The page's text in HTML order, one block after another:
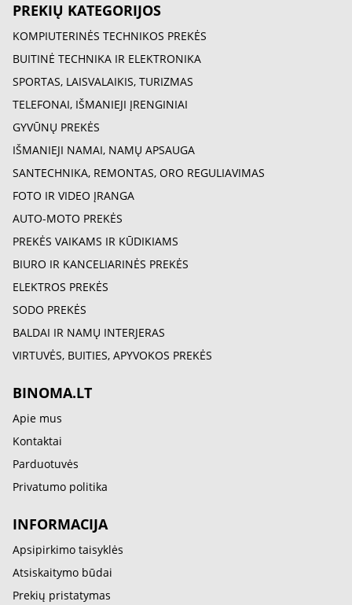
PREKIŲ KATEGORIJOS
KOMPIUTERINĖS TECHNIKOS PREKĖS
BUITINĖ TECHNIKA IR ELEKTRONIKA
SPORTAS, LAISVALAIKIS, TURIZMAS
TELEFONAI, IŠMANIEJI ĮRENGINIAI
GYVŪNŲ PREKĖS
IŠMANIEJI NAMAI, NAMŲ APSAUGA
SANTECHNIKA, REMONTAS, ORO REGULIAVIMAS
FOTO IR VIDEO ĮRANGA
AUTO-MOTO PREKĖS
PREKĖS VAIKAMS IR KŪDIKIAMS
BIURO IR KANCELIARINĖS PREKĖS
ELEKTROS PREKĖS
SODO PREKĖS
BALDAI IR NAMŲ INTERJERAS
VIRTUVĖS, BUITIES, APYVOKOS PREKĖS
BINOMA.LT
Apie mus
Kontaktai
Parduotuvės
Privatumo politika
INFORMACIJA
Apsipirkimo taisyklės
Atsiskaitymo būdai
Prekių pristatymas